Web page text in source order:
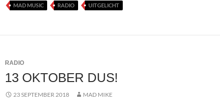
MAD MUSIC RADIO UITGELICHT
RADIO
13 OKTOBER DUS!
23 SEPTEMBER 2018 MAD MIKE